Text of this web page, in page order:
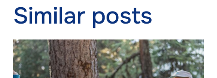
Similar posts